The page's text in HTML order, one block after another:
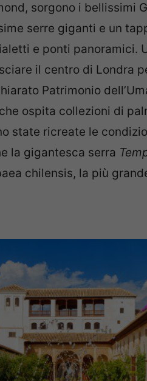
sorgono i bellissimi
serre giganti e un
e ponti panoramici.
il centro di Londra
Patrimonio
ospita collezioni di
state ricreate le
la gigantesca serra
chilensis, la più